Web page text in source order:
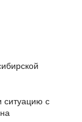
ситуацию с